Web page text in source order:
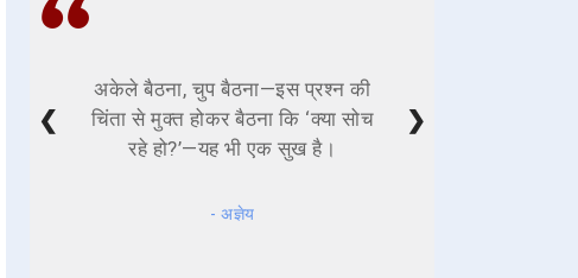
अकेले बैठना, चुप बैठना—इस प्रश्न की
चिंता से मुक्त होकर बैठना कि ‘क्या सोच
रहे हो?’—यह भी एक सुख है।
- अज्ञेय
❮ ❯